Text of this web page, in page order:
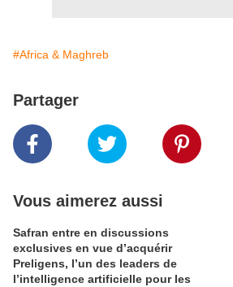
#Africa & Maghreb
Partager
Vous aimerez aussi
Safran entre en discussions
exclusives en vue d’acquérir
Preligens, l’un des leaders de
l’intelligence artificielle pour les